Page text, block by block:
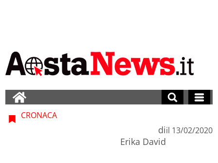
CRONACA
di
Erika David
il 13/02/2020